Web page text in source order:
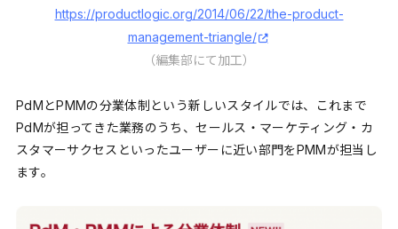
https://productlogic.org/2014/06/22/the-product-
management-triangle/
（編集部にて加工）
PdMとPMMの分業体制という新しいスタイルでは、これまで
PdMが担ってきた業務のうち、セールス・マーケティング・カ
スタマーサクセスといったユーザーに近い部門をPMMが担当し
ます。